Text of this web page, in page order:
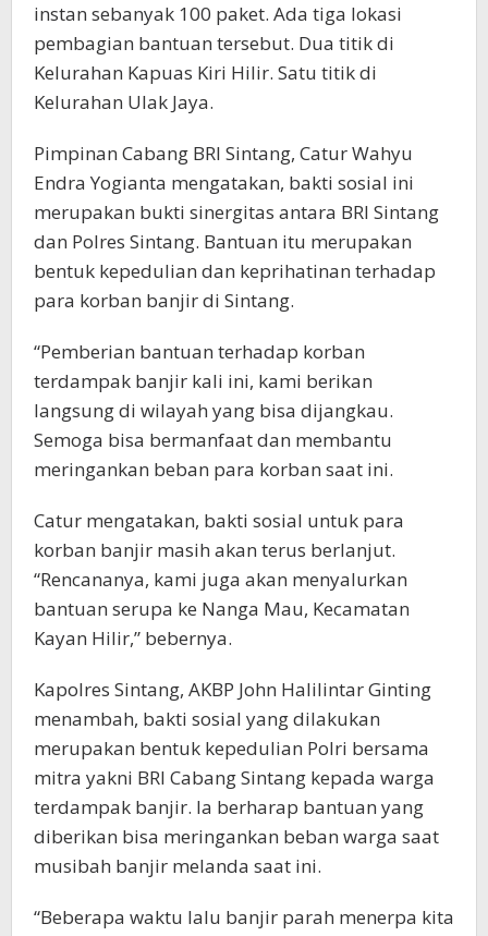
instan sebanyak 100 paket. Ada tiga lokasi
pembagian bantuan tersebut. Dua titik di
Kelurahan Kapuas Kiri Hilir. Satu titik di
Kelurahan Ulak Jaya.
Pimpinan Cabang BRI Sintang, Catur Wahyu
Endra Yogianta mengatakan, bakti sosial ini
merupakan bukti sinergitas antara BRI Sintang
dan Polres Sintang. Bantuan itu merupakan
bentuk kepedulian dan keprihatinan terhadap
para korban banjir di Sintang.
“Pemberian bantuan terhadap korban
terdampak banjir kali ini, kami berikan
langsung di wilayah yang bisa dijangkau.
Semoga bisa bermanfaat dan membantu
meringankan beban para korban saat ini.
Catur mengatakan, bakti sosial untuk para
korban banjir masih akan terus berlanjut.
“Rencananya, kami juga akan menyalurkan
bantuan serupa ke Nanga Mau, Kecamatan
Kayan Hilir,” bebernya.
Kapolres Sintang, AKBP John Halilintar Ginting
menambah, bakti sosial yang dilakukan
merupakan bentuk kepedulian Polri bersama
mitra yakni BRI Cabang Sintang kepada warga
terdampak banjir. Ia berharap bantuan yang
diberikan bisa meringankan beban warga saat
musibah banjir melanda saat ini.
“Beberapa waktu lalu banjir parah menerpa kita